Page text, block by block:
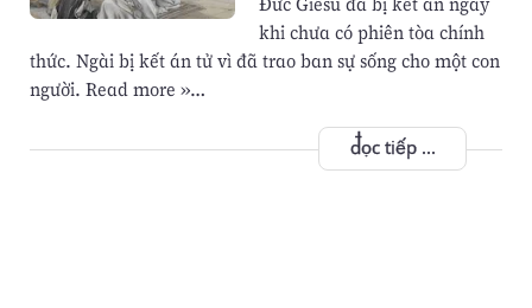
khi chưa có phiên tòa chính
thức. Ngài bị kết án tử vì đã trao ban sự sống cho một con
người. Read more »…
đọc tiếp ...